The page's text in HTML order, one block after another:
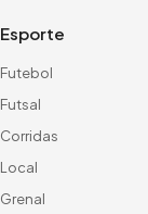
Esporte
Futebol
Futsal
Corridas
Local
Grenal